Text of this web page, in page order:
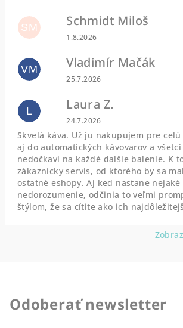
SM Schmidt Miloš
Hodnotenie obchodu je 5 z
1.8.2026
VM Vladimír Mačák
Hodnotenie obchodu je 5 z
25.7.2026
L Laura Z.
Hodnotenie obchodu je 5 z
24.7.2026
Skvelá káva. Už ju nakupujem pre
aj do automatických kávovarov a
nedočkaví na každé dalšie balenie. K
zákaznícky servis, od ktorého by sa
ostatné eshopy. Aj ked nastane nejaké
nedorozumenie, odčinia to veľmi
štýlom, že sa cítite ako ich
Odoberať newsletter